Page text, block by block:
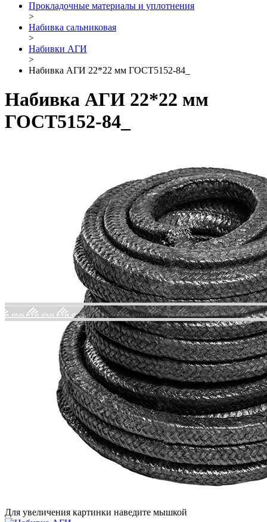
Прокладочные материалы и уплотнения
>
Набивка сальниковая
>
Набивки АГИ
>
Набивка АГИ 22*22 мм ГОСТ5152-84_
Набивка АГИ 22*22 мм
ГОСТ5152-84_
Для увеличения картинки наведите мышкой